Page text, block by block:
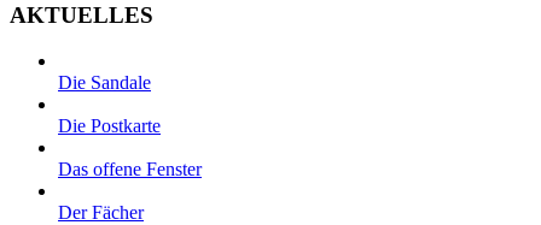
AKTUELLES
Die Sandale
Die Postkarte
Das offene Fenster
Der Fächer